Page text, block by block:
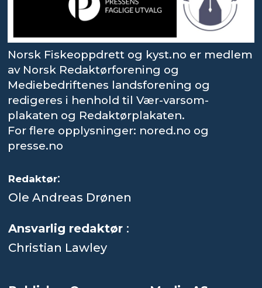
Norsk Fiskeoppdrett og kyst.no er medlem
av Norsk Redaktørforening og
Mediebedriftenes landsforening og
redigeres i henhold til Vær-varsom-
plakaten og Redaktørplakaten.
For flere opplysninger: nored.no og
presse.no
Redaktør:
Ole Andreas Drønen
Ansvarlig redaktør :
Christian Lawley